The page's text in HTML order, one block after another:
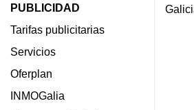
PUBLICIDAD
Tarifas publicitarias
Servicios
Oferplan
INMOGalia